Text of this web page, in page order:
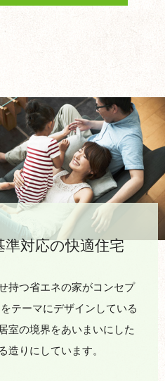
対応の快適住宅
持つ省エネの家がコンセプ
テーマにデザインしている
室の境界をあいまいにした
造りにしています。